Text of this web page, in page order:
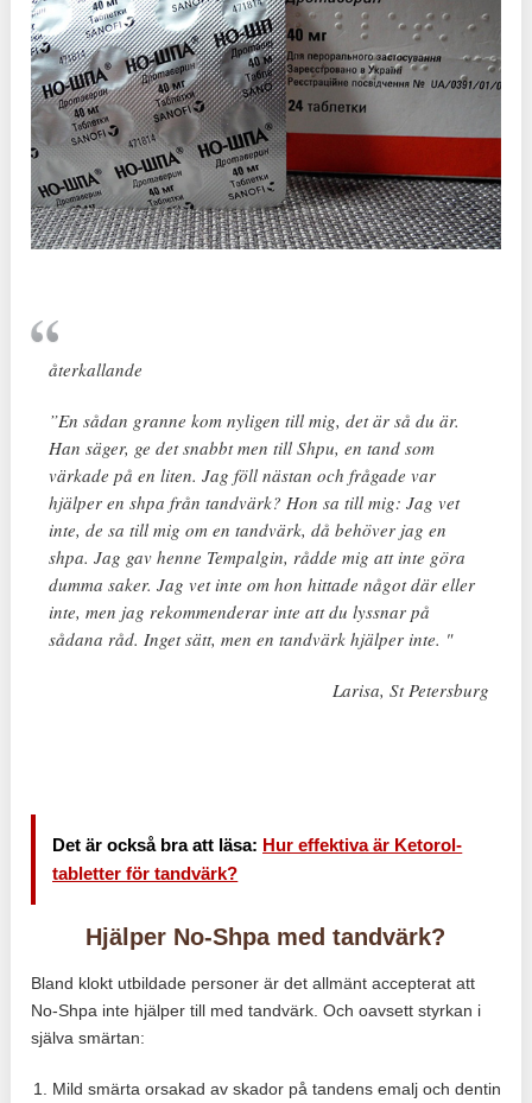
återkallande
”En sådan granne kom nyligen till mig, det är så du är.
Han säger, ge det snabbt men till Shpu, en tand som
värkade på en liten. Jag föll nästan och frågade var
hjälper en shpa från tandvärk? Hon sa till mig: Jag vet
inte, de sa till mig om en tandvärk, då behöver jag en
shpa. Jag gav henne Tempalgin, rådde mig att inte göra
dumma saker. Jag vet inte om hon hittade något där eller
inte, men jag rekommenderar inte att du lyssnar på
sådana råd. Inget sätt, men en tandvärk hjälper inte. "
Larisa, St Petersburg
Det är också bra att läsa: Hur effektiva är Ketorol-
tabletter för tandvärk?
Hjälper No-Shpa med tandvärk?
Bland klokt utbildade personer är det allmänt accepterat att
No-Shpa inte hjälper till med tandvärk. Och oavsett styrkan i
själva smärtan:
Mild smärta orsakad av skador på tandens emalj och dentin